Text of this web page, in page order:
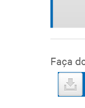
Faça